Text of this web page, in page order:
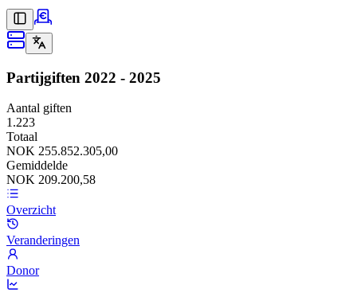
Partijgiften 2022 - 2025
Aantal giften
1.223
Totaal
NOK 255.852.305,00
Gemiddelde
NOK 209.200,58
Overzicht
Veranderingen
Donor